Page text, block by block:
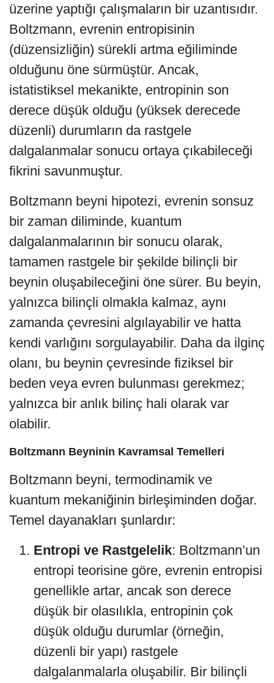
üzerine yaptığı çalışmaların bir uzantısıdır.
Boltzmann, evrenin entropisinin
(düzensizliğin) sürekli artma eğiliminde
olduğunu öne sürmüştür. Ancak,
istatistiksel mekanikte, entropinin son
derece düşük olduğu (yüksek derecede
düzenli) durumların da rastgele
dalgalanmalar sonucu ortaya çıkabileceği
fikrini savunmuştur.
Boltzmann beyni hipotezi, evrenin sonsuz
bir zaman diliminde, kuantum
dalgalanmalarının bir sonucu olarak,
tamamen rastgele bir şekilde bilinçli bir
beynin oluşabileceğini öne sürer. Bu beyin,
yalnızca bilinçli olmakla kalmaz, aynı
zamanda çevresini algılayabilir ve hatta
kendi varlığını sorgulayabilir. Daha da ilginç
olanı, bu beynin çevresinde fiziksel bir
beden veya evren bulunması gerekmez;
yalnızca bir anlık bilinç hali olarak var
olabilir.
Boltzmann Beyninin Kavramsal Temelleri
Boltzmann beyni, termodinamik ve
kuantum mekaniğinin birleşiminden doğar.
Temel dayanakları şunlardır:
Entropi ve Rastgelelik: Boltzmann’un
entropi teorisine göre, evrenin entropisi
genellikle artar, ancak son derece
düşük bir olasılıkla, entropinin çok
düşük olduğu durumlar (örneğin,
düzenli bir yapı) rastgele
dalgalanmalarla oluşabilir. Bir bilinçli